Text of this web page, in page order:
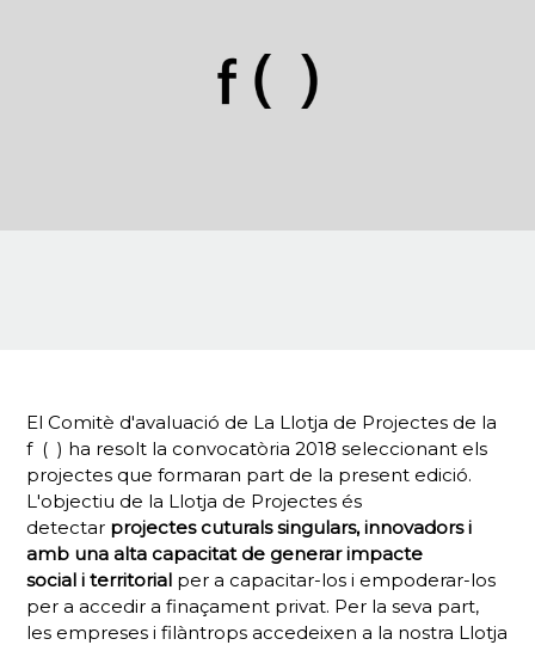
El Comitè d'avaluació de La Llotja de Projectes de la
f ( ) ha resolt la convocatòria 2018 seleccionant els
projectes que formaran part de la present edició.
L'objectiu de la Llotja de Projectes és
detectar projectes cuturals singulars, innovadors i
amb una alta capacitat de generar impacte
social i territorial per a capacitar-los i empoderar-los
per a accedir a finaçament privat. Per la seva part,
les empreses i filàntrops accedeixen a la nostra Llotja